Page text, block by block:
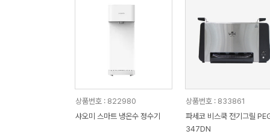
상품번호 : 822980
샤오미 스마트 냉온수 정수기
상품번호 : 833861
파세코 비스쿡 전기그릴
347DN